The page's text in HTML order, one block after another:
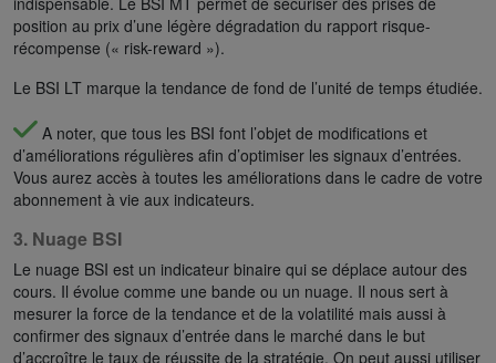
position au prix d’une légère dégradation du rapport risque-
récompense (« risk-reward »).
Le BSI LT marque la tendance de fond de l’unité de temps étudiée.
A noter, que tous les BSI font l’objet de modifications et
d’améliorations régulières afin d’optimiser les signaux d’entrées.
Vous aurez accès à toutes les améliorations dans le cadre de votre
abonnement à vie aux indicateurs.
3. Nuage BSI
Le nuage BSI est un indicateur binaire qui se déplace autour des
cours. Il évolue comme une bande ou un nuage. Il nous sert à
mesurer la force de la tendance et de la volatilité mais aussi à
confirmer des signaux d’entrée dans le marché dans le but
d’accroître le taux de réussite de la stratégie. On peut aussi utiliser